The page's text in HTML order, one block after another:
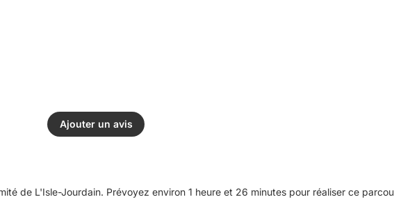
Ajouter un avis
de L'Isle-Jourdain. Prévoyez environ 1 heure et 26 minutes pour réaliser ce